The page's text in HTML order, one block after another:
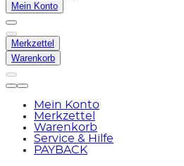
Mein Konto
Merkzettel
Warenkorb
Mein Konto
Merkzettel
Warenkorb
Service & Hilfe
PAYBACK